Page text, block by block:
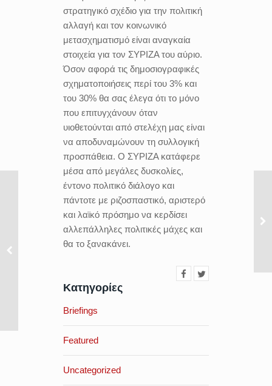
στρατηγικό σχέδιο για την πολιτική
αλλαγή και τον κοινωνικό
μετασχηματισμό είναι αναγκαία
στοιχεία για τον ΣΥΡΙΖΑ του αύριο.
Όσον αφορά τις δημοσιογραφικές
σχηματοποιήσεις περί του 3% και
του 30% θα σας έλεγα ότι το μόνο
που επιτυγχάνουν όταν
υιοθετούνται από στελέχη μας είναι
να αποδυναμώνουν τη συλλογική
προσπάθεια. Ο ΣΥΡΙΖΑ κατάφερε
μέσα από μεγάλες δυσκολίες,
έντονο πολιτικό διάλογο και
πάντοτε με ριζοσπαστικό, αριστερό
και λαϊκό πρόσημο να κερδίσει
αλλεπάλληλες πολιτικές μάχες και
θα το ξανακάνει.
Κατηγορίες
Briefings
Featured
Uncategorized